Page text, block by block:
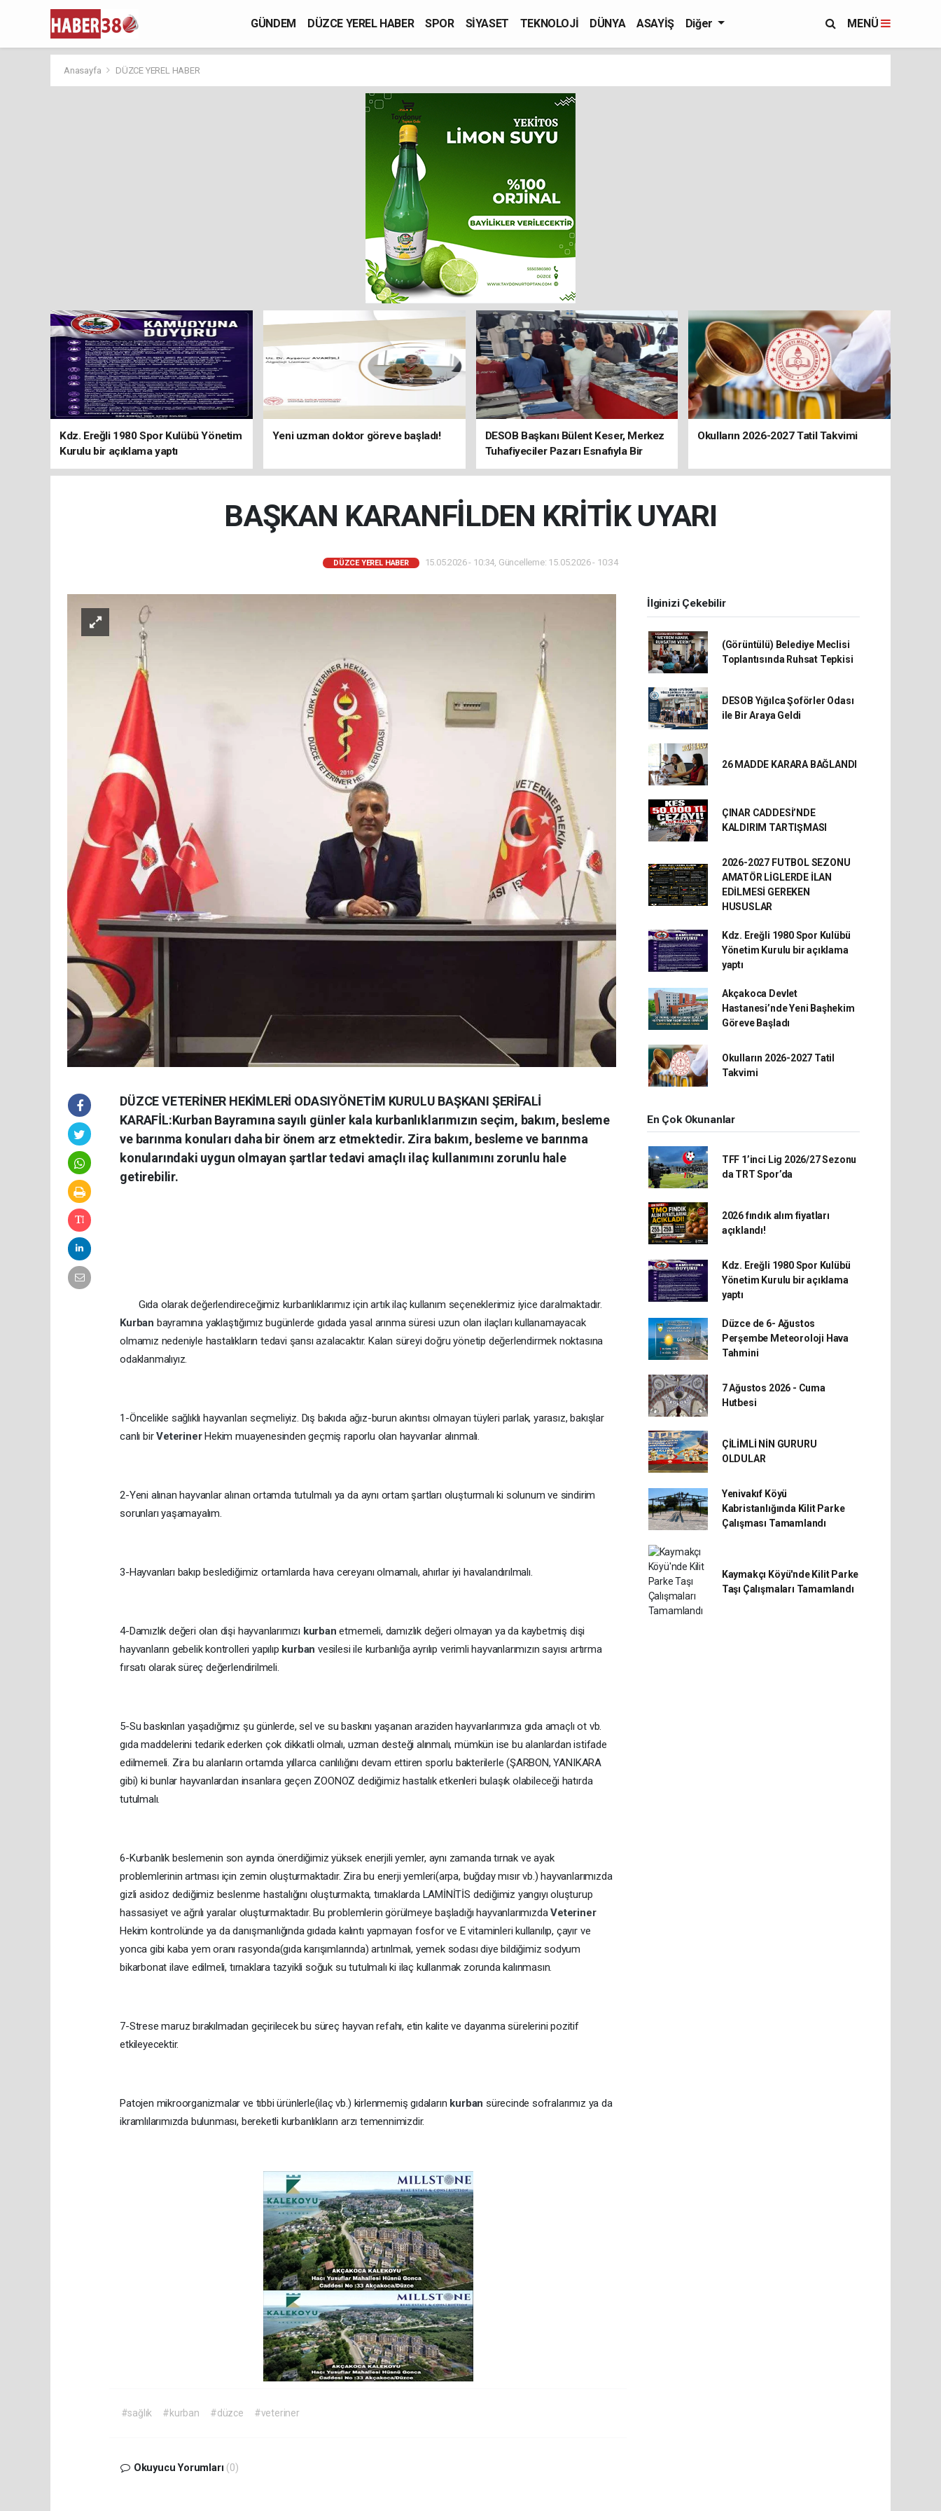
GÜNDEM DÜZCE YEREL HABER SPOR SİYASET TEKNOLOJİ DÜNYA ASAYİŞ Diğer MENÜ
Anasayfa DÜZCE YEREL HABER
Kdz. Ereğli 1980 Spor Kulübü Yönetim
Kurulu bir açıklama yaptı
Yeni uzman doktor göreve başladı!
DESOB Başkanı Bülent Keser, Merkez
Tuhafiyeciler Pazarı Esnafıyla Bir
Arada
Okulların 2026-2027 Tatil Takvimi
BAŞKAN KARANFİLDEN KRİTİK UYARI
DÜZCE YEREL HABER 15.05.2026 - 10:34, Güncelleme: 15.05.2026 - 10:34
DÜZCE VETERİNER HEKİMLERİ ODASIYÖNETİM KURULU BAŞKANI ŞERİFALİ
KARAFİL:Kurban Bayramına sayılı günler kala kurbanlıklarımızın seçim, bakım, besleme
ve barınma konuları daha bir önem arz etmektedir. Zira bakım, besleme ve barınma
konularındaki uygun olmayan şartlar tedavi amaçlı ilaç kullanımını zorunlu hale
getirebilir.
Gıda olarak değerlendireceğimiz kurbanlıklarımız için artık ilaç kullanım seçeneklerimiz iyice daralmaktadır.
Kurban bayramına yaklaştığımız bugünlerde gıdada yasal arınma süresi uzun olan ilaçları kullanamayacak
olmamız nedeniyle hastalıkların tedavi şansı azalacaktır. Kalan süreyi doğru yönetip değerlendirmek noktasına
odaklanmalıyız.
1-Öncelikle sağlıklı hayvanları seçmeliyiz. Dış bakıda ağız-burun akıntısı olmayan tüyleri parlak, yarasız, bakışlar
canlı birVeterinerHekim muayenesinden geçmiş raporlu olan hayvanlar alınmalı.
2-Yeni alınan hayvanlar alınan ortamda tutulmalı ya da aynı ortam şartları oluşturmalı ki solunum ve sindirim
sorunları yaşamayalım.
3-Hayvanları bakıp beslediğimiz ortamlarda hava cereyanı olmamalı, ahırlar iyi havalandırılmalı.
4-Damızlık değeri olan dişi hayvanlarımızı kurbanetmemeli, damızlık değeri olmayan ya da kaybetmiş dişi
hayvanların gebelik kontrolleri yapılıp kurbanvesilesi ile kurbanlığa ayrılıp verimli hayvanlarımızın sayısı artırma
fırsatı olarak süreç değerlendirilmeli.
5-Su baskınları yaşadığımız şu günlerde, sel ve su baskını yaşanan araziden hayvanlarımıza gıda amaçlı ot vb.
gıda maddelerini tedarik ederken çok dikkatli olmalı, uzman desteği alınmalı, mümkün ise bu alanlardan istifade
edilmemeli. Zira bu alanların ortamda yıllarca canlılığını devam ettiren sporlu bakterilerle (ŞARBON, YANIKARA
gibi) ki bunlar hayvanlardan insanlara geçen ZOONOZ dediğimiz hastalık etkenleri bulaşık olabileceği hatırda
tutulmalı.
6-Kurbanlık beslemenin son ayında önerdiğimiz yüksek enerjili yemler, aynı zamanda tırnak ve ayak
problemlerinin artması için zemin oluşturmaktadır. Zira bu enerji yemleri(arpa, buğday mısır vb.) hayvanlarımızda
gizli asidoz dediğimiz beslenme hastalığını oluşturmakta, tırnaklarda LAMİNİTİS dediğimiz yangıyı oluşturup
hassasiyet ve ağrılı yaralar oluşturmaktadır. Bu problemlerin görülmeye başladığı hayvanlarımızdaVeteriner
Hekim kontrolünde ya da danışmanlığında gıdada kalıntı yapmayan fosfor ve E vitaminleri kullanılıp, çayır ve
yonca gibi kaba yem oranı rasyonda(gıda karışımlarında) artırılmalı, yemek sodası diye bildiğimiz sodyum
bikarbonat ilave edilmeli, tırnaklara tazyikli soğuk su tutulmalı ki ilaç kullanmak zorunda kalınmasın.
7-Strese maruz bırakılmadan geçirilecek bu süreç hayvan refahı, etin kalite ve dayanma sürelerini pozitif
etkileyecektir.
Patojen mikroorganizmalar ve tıbbi ürünlerle(ilaç vb.) kirlenmemiş gıdaların kurban sürecinde sofralarımız ya da
ikramlılarımızda bulunması, bereketli kurbanlıkların arzı temennimizdir.
#sağlık #kurban #düzce #veteriner
Okuyucu Yorumları (0)
İlginizi Çekebilir
(Görüntülü) Belediye Meclisi
Toplantısında Ruhsat Tepkisi
DESOB Yığılca Şoförler Odası
ile Bir Araya Geldi
26 MADDE KARARA BAĞLANDI
ÇINAR CADDESİ’NDE
KALDIRIM TARTIŞMASI
2026-2027 FUTBOL SEZONU
AMATÖR LİGLERDE İLAN
EDİLMESİ GEREKEN
HUSUSLAR
Kdz. Ereğli 1980 Spor Kulübü
Yönetim Kurulu bir açıklama
yaptı
Akçakoca Devlet
Hastanesi’nde Yeni Başhekim
Göreve Başladı
Okulların 2026-2027 Tatil
Takvimi
En Çok Okunanlar
TFF 1’inci Lig 2026/27 Sezonu
da TRT Spor’da
2026 fındık alım fiyatları
açıklandı!
Kdz. Ereğli 1980 Spor Kulübü
Yönetim Kurulu bir açıklama
yaptı
Düzce de 6- Ağustos
Perşembe Meteoroloji Hava
Tahmini
7 Ağustos 2026 - Cuma
Hutbesi
ÇİLİMLİ NİN GURURU
OLDULAR
Yenivakıf Köyü
Kabristanlığında Kilit Parke
Çalışması Tamamlandı
Kaymakçı Köyü'nde Kilit Parke
Taşı Çalışmaları Tamamlandı